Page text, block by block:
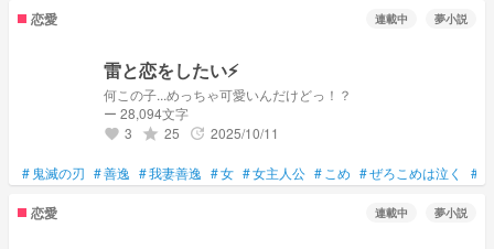
恋愛 連載中 夢小説
雷と恋をしたい⚡
何この子...めっちゃ可愛いんだけどっ！？
ー 28,094文字
favorite 3 grade 25 update 2025/10/11
# 鬼滅の刃 #善逸 #我妻善逸 #女 #女主人公 # こめ #ぜろこめは泣く #
恋愛 連載中 夢小説